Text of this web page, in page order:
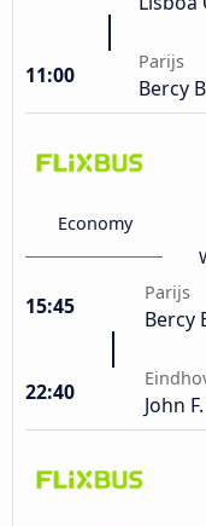
11:00
Parijs
Bercy
Economy
15:45
Parijs
Bercy
22:40 John